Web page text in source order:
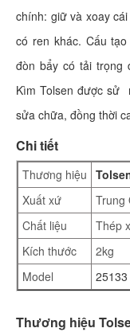
chính: giữ và xoay
có ren khác. Cấu
đòn bẩy có tải trọng
Kìm Tolsen được sử
sửa chữa, đồng thời
Chi tiết
Thương hiệu
Xuất xứ
Trung
Chất liệu
Thép
Kích thước
2kg
Model
25133
Thương hiệu